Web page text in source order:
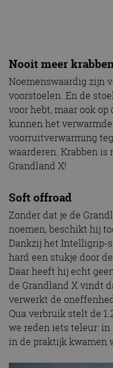
Nooit meer
Noemenswaardig zijn
voorstoelen. En de
voor hebt, maar ook
kunnen het
voorruitverwarming
waarderen. Krabben is
Grandland X!
Soft offroad
Zonder dat je de
noemen, beschikt hij
Dankzij het Intelligrip-
hard een stukje door
Daar heeft hij echt
de Grandland X vindt
verwerkt de
Qua verbruik stelt de
we reden iets teleur: in
in de praktijk kwamen